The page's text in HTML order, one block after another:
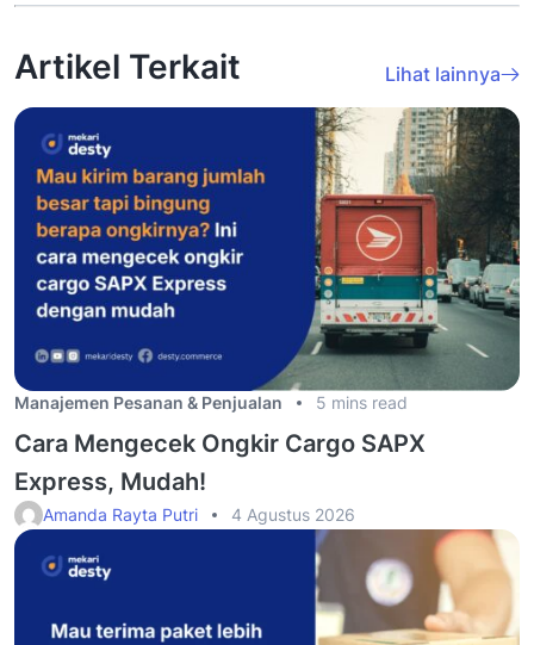
Artikel Terkait Lihat lainnya
Manajemen Pesanan & Penjualan 5 mins read
Cara Mengecek Ongkir Cargo SAPX
Express, Mudah!
Amanda Rayta Putri 4 Agustus 2026